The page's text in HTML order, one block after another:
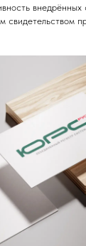
свидетельством